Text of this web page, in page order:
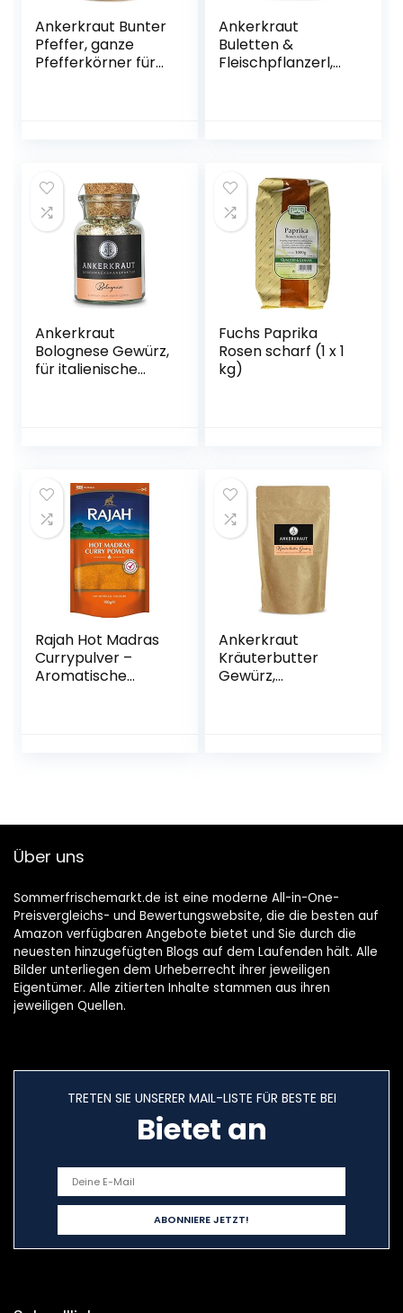
Ankerkraut Bunter
Pfeffer, ganze
Pfefferkörner für
Ankerkraut
Buletten &
Fleischpflanzerl,
Ankerkraut
Bolognese Gewürz,
für italienische
Fuchs Paprika
Rosen scharf (1 x 1
kg)
Rajah Hot Madras
Currypulver –
Aromatische
Ankerkraut
Kräuterbutter
Gewürz,
Über uns
Sommerfrischemarkt.de ist eine moderne All-in-One-
Preisvergleichs- und Bewertungswebsite, die die besten auf
Amazon verfügbaren Angebote bietet und Sie durch die
neuesten hinzugefügten Blogs auf dem Laufenden hält. Alle
Bilder unterliegen dem Urheberrecht ihrer jeweiligen
Eigentümer. Alle zitierten Inhalte stammen aus ihren
jeweiligen Quellen.
TRETEN SIE UNSERER MAIL-LISTE FÜR BESTE BEI
Bietet an